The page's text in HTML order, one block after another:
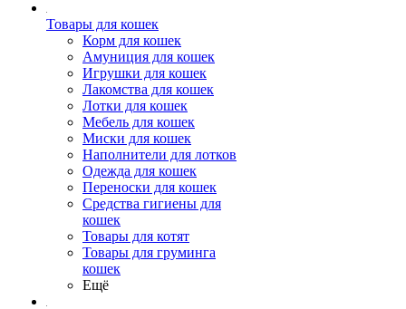
Товары для кошек
Корм для кошек
Амуниция для кошек
Игрушки для кошек
Лакомства для кошек
Лотки для кошек
Мебель для кошек
Миски для кошек
Наполнители для лотков
Одежда для кошек
Переноски для кошек
Средства гигиены для
кошек
Товары для котят
Товары для груминга
кошек
Ещё